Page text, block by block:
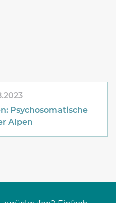
Psychosomatische
Alpen